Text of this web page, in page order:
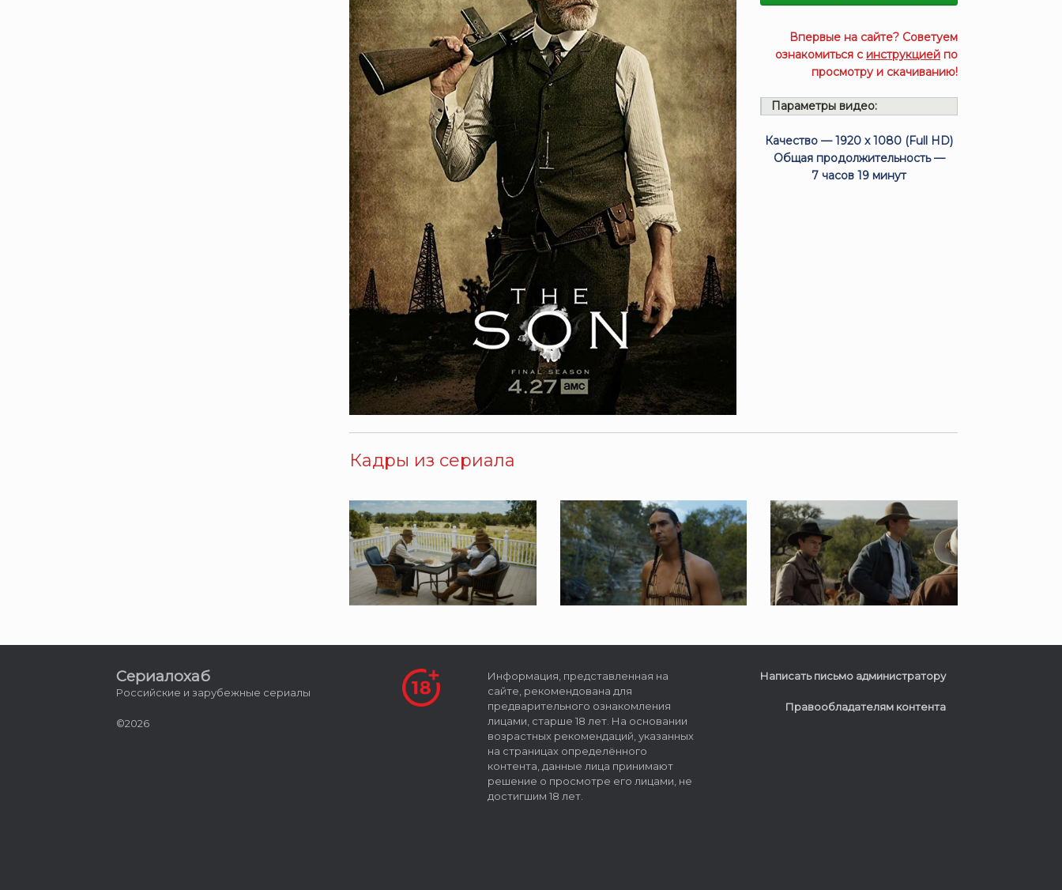
Впервые на сайте? Советуем
ознакомиться с инструкцией по
просмотру и скачиванию!
Параметры видео:
Качество — 1920 x 1080 (Full HD)
Общая продолжительность —
7 часов 19 минут
Кадры из сериала
Сериалохаб
Российские и зарубежные сериалы
©2026
Информация, представленная на
сайте, рекомендована для
предварительного ознакомления
лицами, старше 18 лет. На основании
возрастных рекомендаций, указанных
на страницах определённого
контента, данные лица принимают
решение о просмотре его лицами, не
достигшим 18 лет.
Написать письмо администратору
Правообладателям контента